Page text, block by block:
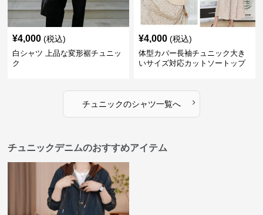
¥4,000 (税込)
白シャツ 上品な変形裾チュニッ
ク
¥4,000 (税込)
体型カバー長袖チュニック大き
いサイズ対応カットソートップ
チュニックのシャツ一覧へ ›
チュニックデニムのおすすめアイテム